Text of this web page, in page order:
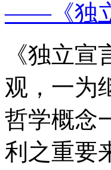
——《独
《独立
观，一为
哲学概念
利之重要